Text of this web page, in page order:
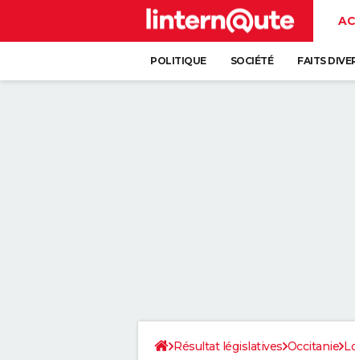
POLITIQUE SOCIÉTÉ FAITS
Résultat législatives Occitanie